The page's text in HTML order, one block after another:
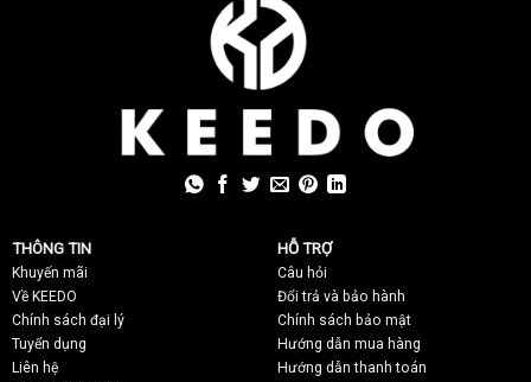
THÔNG TIN
Khuyến mãi
Về KEEDO
Chính sách đại lý
Tuyển dụng
Liên hệ
HỖ TRỢ
Câu hỏi
Đổi trả và bảo hành
Chính sách bảo mật
Hướng dẫn mua hàng
Hướng dẫn thanh toán